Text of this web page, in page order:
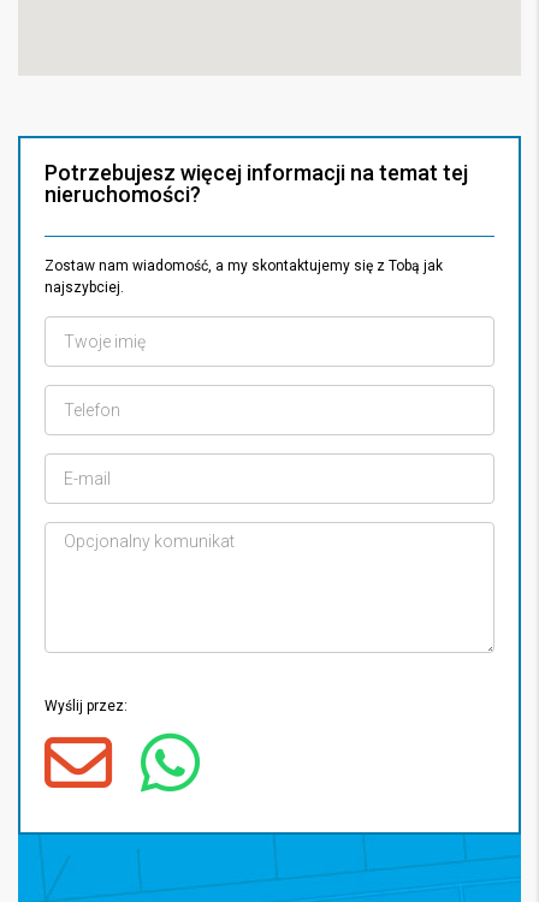
Potrzebujesz więcej informacji na temat tej
nieruchomości?
Zostaw nam wiadomość, a my skontaktujemy się z Tobą jak
najszybciej.
Wyślij przez: